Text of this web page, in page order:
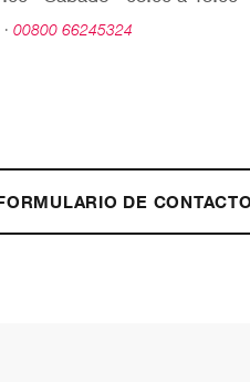
00800 66245324
DE CONTACTO